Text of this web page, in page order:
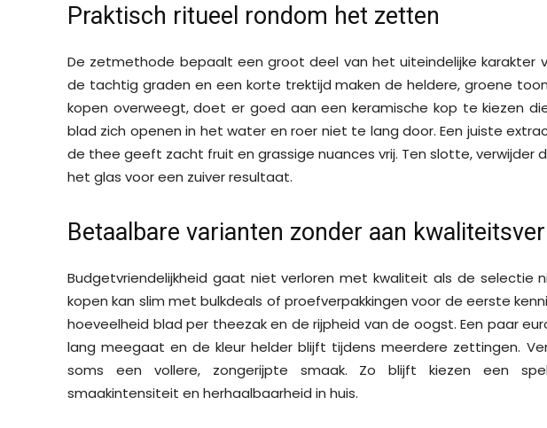
Praktisch ritueel rondom het zetten
De zetmethode bepaalt een groot deel van het uiteindelijke karakter
de tachtig graden en een korte trektijd maken de heldere, groene
kopen overweegt, doet er goed aan een keramische kop te kiezen
blad zich openen in het water en roer niet te lang door. Een juiste
de thee geeft zacht fruit en grassige nuances vrij. Ten slotte, verwijder
het glas voor een zuiver resultaat.
Betaalbare varianten zonder aan
Budgetvriendelijkheid gaat niet verloren met kwaliteit als de selectie
kopen kan slim met bulkdeals of proefverpakkingen voor de eerste
hoeveelheid blad per theezak en de rijpheid van de oogst. Een paar
lang meegaat en de kleur helder blijft tijdens meerdere zettingen.
soms een vollere, zongerijpte smaak. Zo blijft kiezen een
smaakintensiteit en herhaalbaarheid in huis.